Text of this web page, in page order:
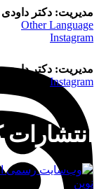
مدیریت: دکتر داودی
Other Language
Instagram
مدیریت: دکتر
Instagram
انتشارات